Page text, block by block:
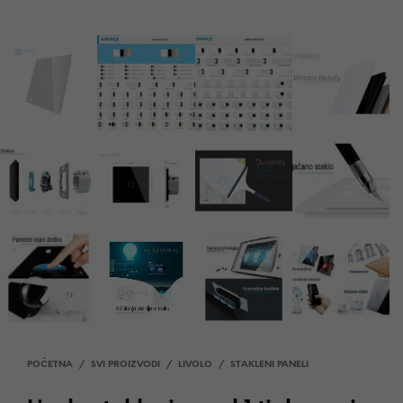
POČETNA / SVI PROIZVODI / LIVOLO / STAKLENI PANELI